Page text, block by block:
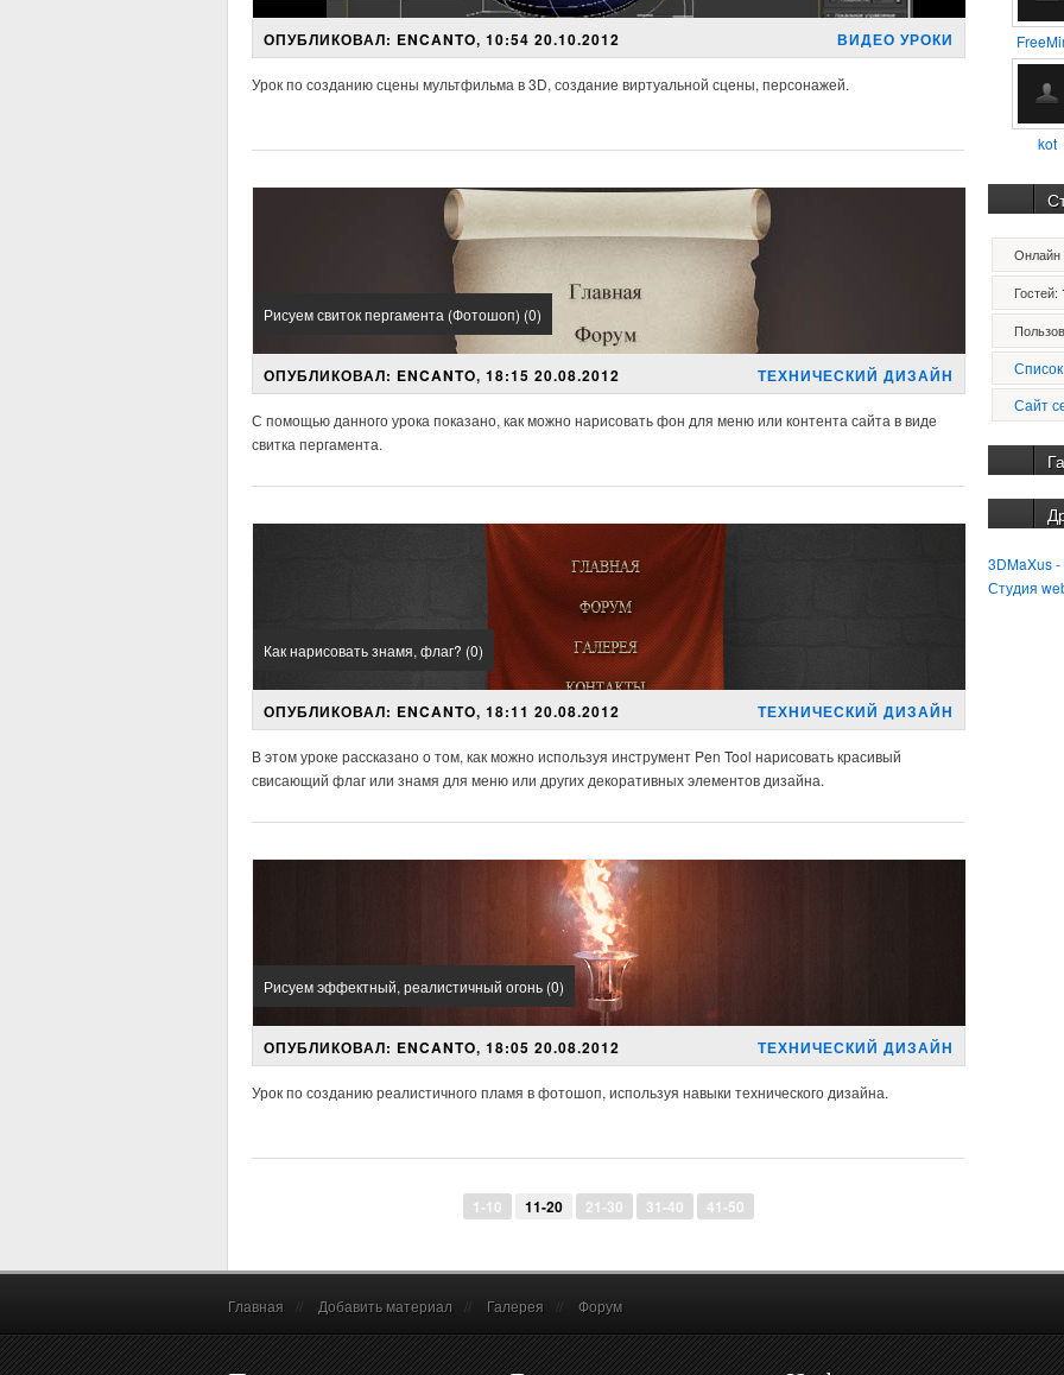
ОПУБЛИКОВАЛ: ENCANTO, 10:54 20.10.2012 ВИДЕО УРОКИ
Урок по созданию сцены мультфильма в 3D, создание виртуальной сцены, персонажей.
Рисуем свиток пергамента (Фотошоп) (0)
ОПУБЛИКОВАЛ: ENCANTO, 18:15 20.08.2012 ТЕХНИЧЕСКИЙ ДИЗАЙН
С помощью данного урока показано, как можно нарисовать фон для меню или контента сайта в виде
свитка пергамента.
Как нарисовать знамя, флаг? (0)
ОПУБЛИКОВАЛ: ENCANTO, 18:11 20.08.2012 ТЕХНИЧЕСКИЙ ДИЗАЙН
В этом уроке рассказано о том, как можно используя инструмент Pen Tool нарисовать красивый
свисающий флаг или знамя для меню или других декоративных элементов дизайна.
Рисуем эффектный, реалистичный огонь (0)
ОПУБЛИКОВАЛ: ENCANTO, 18:05 20.08.2012 ТЕХНИЧЕСКИЙ ДИЗАЙН
Урок по созданию реалистичного пламя в фотошоп, используя навыки технического дизайна.
1-10 11-20 21-30 31-40 41-50
kot
Онлайн
Гостей:
Сайт
3DMaXus
Студия
Главная Добавить материал Галерея Форум